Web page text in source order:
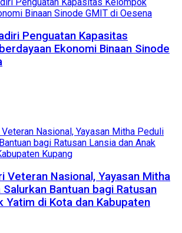
Penguatan Kapasitas
Ekonomi Binaan Sinode
Veteran Nasional, Yayasan Mitha
Bantuan bagi Ratusan
Yatim di Kota dan Kabupaten